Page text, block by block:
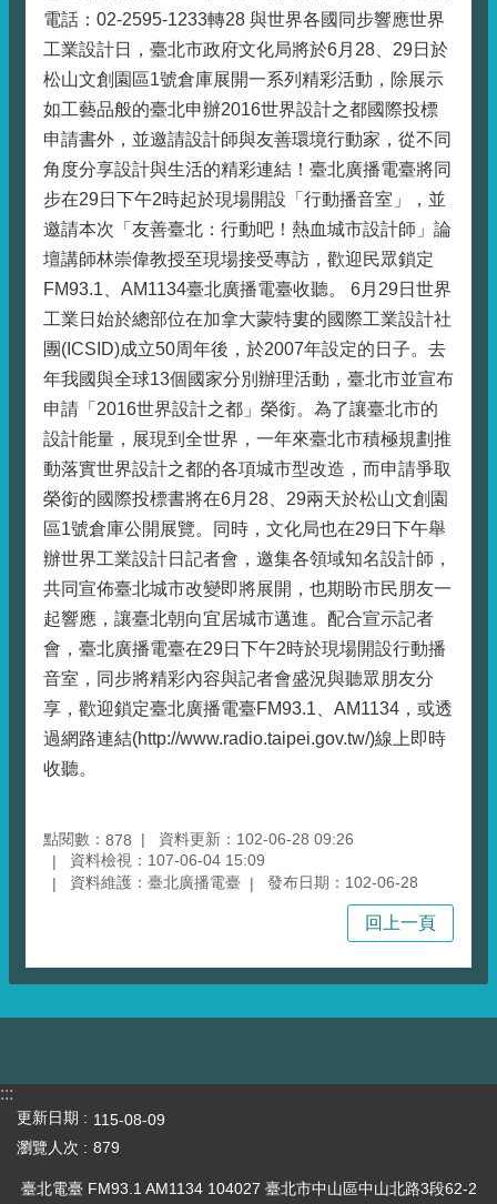
電話：02-2595-1233轉28 與世界各國同步響應世界
工業設計日，臺北市政府文化局將於6月28、29日於
松山文創園區1號倉庫展開一系列精彩活動，除展示
如工藝品般的臺北申辦2016世界設計之都國際投標
申請書外，並邀請設計師與友善環境行動家，從不同
角度分享設計與生活的精彩連結！臺北廣播電臺將同
步在29日下午2時起於現場開設「行動播音室」，並
邀請本次「友善臺北：行動吧！熱血城市設計師」論
壇講師林崇偉教授至現場接受專訪，歡迎民眾鎖定
FM93.1、AM1134臺北廣播電臺收聽。 6月29日世界
工業日始於總部位在加拿大蒙特婁的國際工業設計社
團(ICSID)成立50周年後，於2007年設定的日子。去
年我國與全球13個國家分別辦理活動，臺北市並宣布
申請「2016世界設計之都」榮銜。為了讓臺北市的
設計能量，展現到全世界，一年來臺北市積極規劃推
動落實世界設計之都的各項城市型改造，而申請爭取
榮銜的國際投標書將在6月28、29兩天於松山文創園
區1號倉庫公開展覽。同時，文化局也在29日下午舉
辦世界工業設計日記者會，邀集各領域知名設計師，
共同宣佈臺北城市改變即將展開，也期盼市民朋友一
起響應，讓臺北朝向宜居城市邁進。配合宣示記者
會，臺北廣播電臺在29日下午2時於現場開設行動播
音室，同步將精彩內容與記者會盛況與聽眾朋友分
享，歡迎鎖定臺北廣播電臺FM93.1、AM1134，或透
過網路連結(http://www.radio.taipei.gov.tw/)線上即時
收聽。
點閱數： 878
資料更新：102-06-28 09:26
資料檢視：107-06-04 15:09
資料維護：臺北廣播電臺
發布日期：102-06-28
回上一頁
:::
更新日期
115-08-09
瀏覽人次
879
臺北電臺 FM93.1 AM1134 104027 臺北市中山區中山北路3段62-2